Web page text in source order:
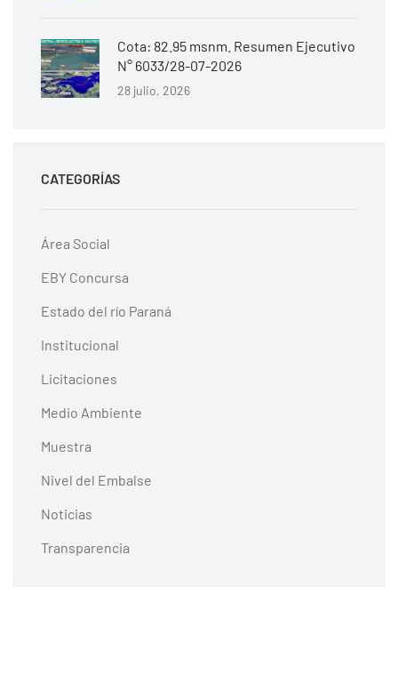
Cota: 82.95 msnm. Resumen Ejecutivo
N° 6033/28-07-2026
28 julio, 2026
CATEGORÍAS
Área Social
EBY Concursa
Estado del río Paraná
Institucional
Licitaciones
Medio Ambiente
Muestra
Nivel del Embalse
Noticias
Transparencia